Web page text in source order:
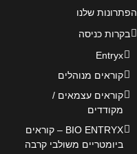
הפתרונות שלנו
בקרות כניסה
Entryx
קוראים מנוהלים
קוראים עצמאים /
מקודדים
BIO ENTRYX – קוראים
ביומטריים משולבי קרבה